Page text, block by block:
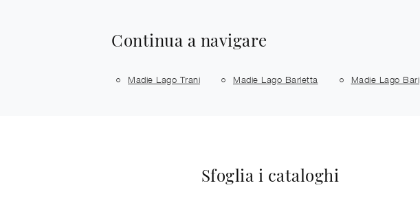
Continua a navigare
Madie Lago Trani Madie Lago Barletta Madie Lago Bari
Sfoglia i cataloghi